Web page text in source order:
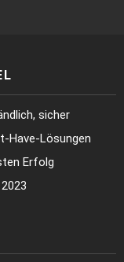
sicher
Have-Lösungen
Erfolg